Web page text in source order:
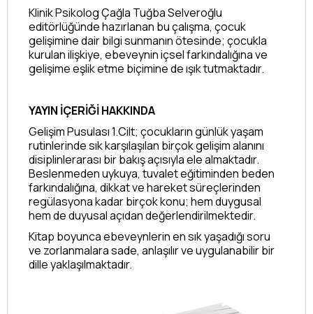
Klinik Psikolog Çağla Tuğba Selveroğlu
editörlüğünde hazırlanan bu çalışma, çocuk
gelişimine dair bilgi sunmanın ötesinde; çocukla
kurulan ilişkiye, ebeveynin içsel farkındalığına ve
gelişime eşlik etme biçimine de ışık tutmaktadır.
YAYIN İÇERİĞİ HAKKINDA
Gelişim Pusulası 1.Cilt; çocukların günlük yaşam
rutinlerinde sık karşılaşılan birçok gelişim alanını
disiplinlerarası bir bakış açısıyla ele almaktadır.
Beslenmeden uykuya, tuvalet eğitiminden beden
farkındalığına, dikkat ve hareket süreçlerinden
regülasyona kadar birçok konu; hem duygusal
hem de duyusal açıdan değerlendirilmektedir.
Kitap boyunca ebeveynlerin en sık yaşadığı soru
ve zorlanmalara sade, anlaşılır ve uygulanabilir bir
dille yaklaşılmaktadır.